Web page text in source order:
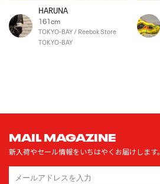
HARUNA
161cm
TOKYO-BAY / Reebok Store
TOKYO-BAY
MAIL MAGAZINE
新入荷やセール情報をいちはやくお届けします。